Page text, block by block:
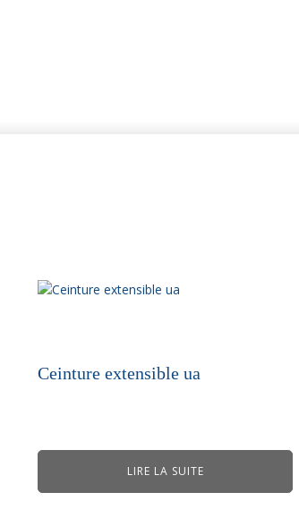
Ceinture extensible ua
LIRE LA SUITE